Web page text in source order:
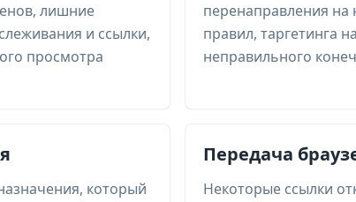
лишние
и ссылки,
просмотра
перенаправления на
правил, таргетинга
неправильного
который
Передача
Некоторые ссылки